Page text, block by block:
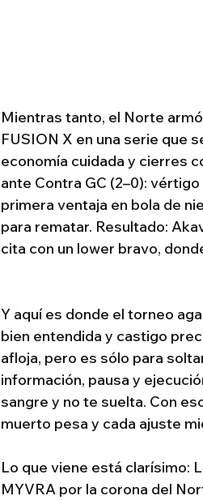
Mientras tanto, el Norte
FUSION X en una serie que
economía cuidada y cierres
ante Contra GC (2–0):
primera ventaja en bola de
para rematar. Resultado:
cita con un lower bravo,
Y aquí es donde el torneo
bien entendida y castigo
afloja, pero es sólo para
información, pausa y
sangre y no te suelta. Con
muerto pesa y cada ajuste
Lo que viene está clarísimo:
MYVRA por la corona del